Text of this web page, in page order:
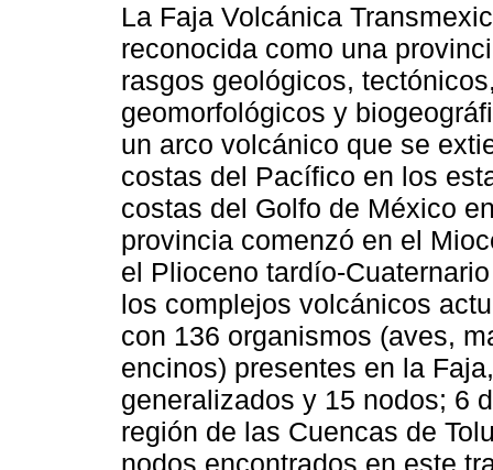
La Faja Volcánica
reconocida como una
rasgos geológicos,
geomorfológicos y
un arco volcánico que se
costas del Pacífico en los
costas del Golfo de México
provincia comenzó en el
el Plioceno tardío-
los complejos volcánicos
con 136 organismos (aves,
encinos) presentes en la
generalizados y 15 nodos; 6
región de las Cuencas de
nodos encontrados en este